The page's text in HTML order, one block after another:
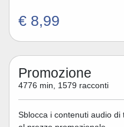
€ 8,99
Promozione
4776 min, 1579 racconti
Sblocca i contenuti audio